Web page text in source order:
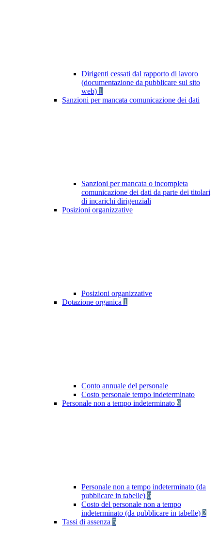
Dirigenti cessati dal rapporto di lavoro
(documentazione da pubblicare sul sito
web) 1
Sanzioni per mancata comunicazione dei dati
Sanzioni per mancata o incompleta
comunicazione dei dati da parte dei titolari
di incarichi dirigenziali
Posizioni organizzative
Posizioni organizzative
Dotazione organica 1
Conto annuale del personale
Costo personale tempo indeterminato
Personale non a tempo indeterminato 9
Personale non a tempo indeterminato (da
pubblicare in tabelle) 6
Costo del personale non a tempo
indeterminato (da pubblicare in tabelle) 2
Tassi di assenza 5